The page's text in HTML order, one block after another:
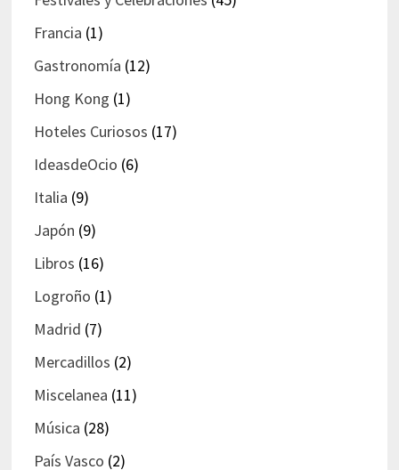
Francia (1)
Gastronomía (12)
Hong Kong (1)
Hoteles Curiosos (17)
IdeasdeOcio (6)
Italia (9)
Japón (9)
Libros (16)
Logroño (1)
Madrid (7)
Mercadillos (2)
Miscelanea (11)
Música (28)
País Vasco (2)